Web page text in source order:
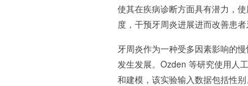
使其在疾病诊断方面具有潜力，
度，干预牙周炎进展进而改善患者
牙周炎作为一种受多因素影响的
发生发展。Ozden 等研究使用人
和建模，该实验输入数据包括性